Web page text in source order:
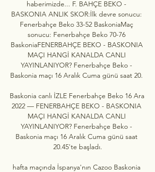
haberimizde... F. BAHÇE BEKO -
BASKONIA ANLIK SKOR:İlk devre sonucu:
Fenerbahçe Beko 33-52 BaskoniaMaç
sonucu: Fenerbahçe Beko 70-76
BaskoniaFENERBAHÇE BEKO - BASKONIA
MAÇI HANGİ KANALDA CANLI
YAYINLANIYOR? Fenerbahçe Beko -
Baskonia maçı 16 Aralık Cuma günü saat 20.
Baskonia canlı İZLE Fenerbahçe Beko 16 Ara
2022 — FENERBAHÇE BEKO - BASKONIA
MAÇI HANGİ KANALDA CANLI
YAYINLANIYOR? Fenerbahçe Beko -
Baskonia maçı 16 Aralık Cuma günü saat
20.45'te başladı.
hafta maçında İspanya'nın Cazoo Baskonia